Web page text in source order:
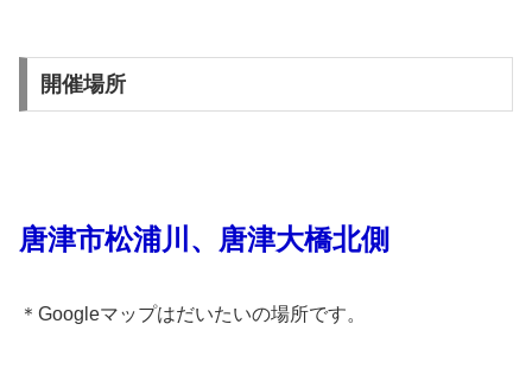
開催場所
唐津市松浦川、唐津大橋北側
＊Googleマップはだいたいの場所です。